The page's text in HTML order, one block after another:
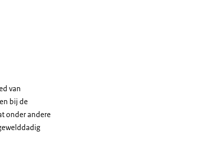
van
bij de
onder andere